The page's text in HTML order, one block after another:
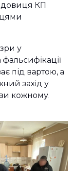
КП
у
під вартою, а
захід у
кожному.